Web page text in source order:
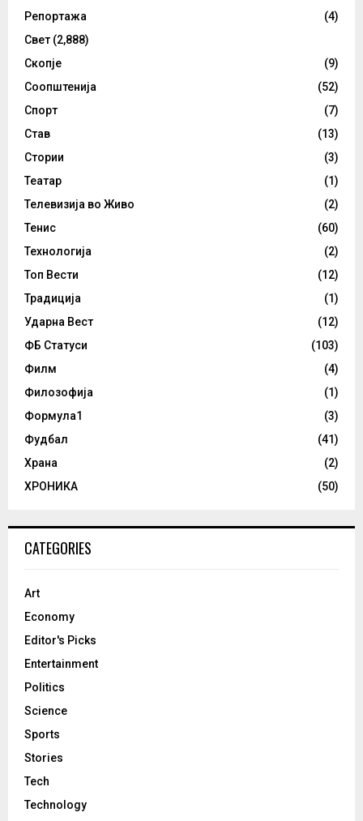
Репортажа
(4)
Свет (2,888)
Скопје
(9)
Соопштенија
(52)
Спорт
(7)
Став
(13)
Стории
(3)
Театар
(1)
Телевизија во Живо
(2)
Тенис
(60)
Технологија
(2)
Топ Вести
(12)
Традиција
(1)
Ударна Вест
(12)
ФБ Статуси
(103)
Филм
(4)
Филозофија
(1)
Формула1
(3)
Фудбал
(41)
Храна
(2)
ХРОНИКА
(50)
CATEGORIES
Art
Economy
Editor's Picks
Entertainment
Politics
Science
Sports
Stories
Tech
Technology